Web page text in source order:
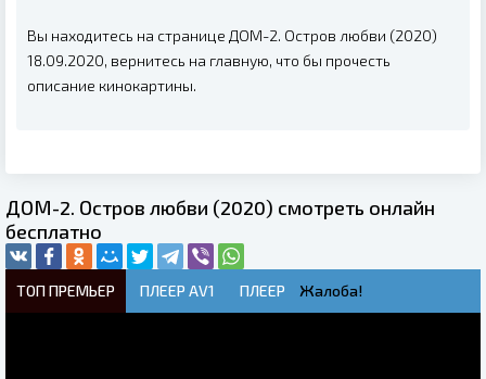
Вы находитесь на странице ДОМ-2. Остров любви (2020)
18.09.2020, вернитесь на главную, что бы прочесть
описание кинокартины.
ДОМ-2. Остров любви (2020) смотреть онлайн
бесплатно
ТОП ПРЕМЬЕР ПЛЕЕР AV1 ПЛЕЕР Жалоба!